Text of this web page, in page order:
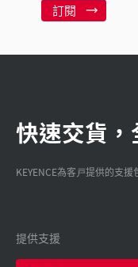
訂閱
快速交貨
KEYENCE為客戸提供的支
提供支援